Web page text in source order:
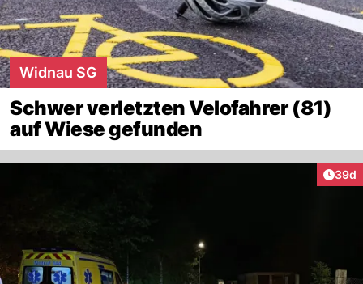
Widnau SG
Schwer verletzten Velofahrer (81)
auf Wiese gefunden
39d